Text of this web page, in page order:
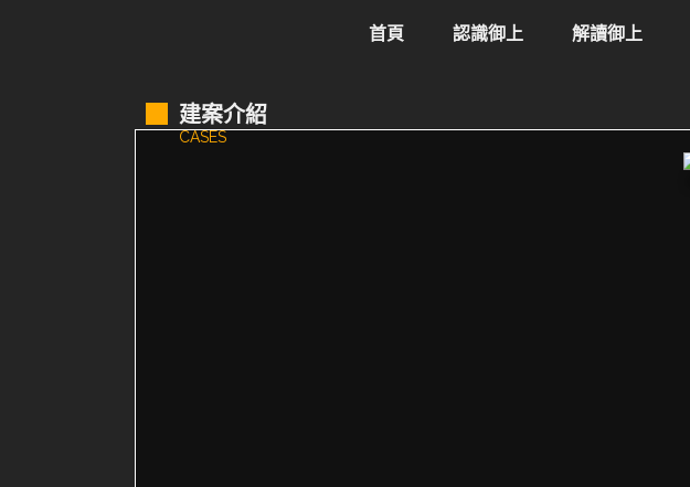
首頁 認識御上 解讀御上
建案介紹